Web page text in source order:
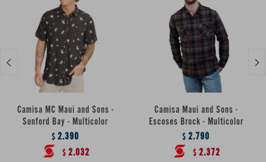
Camisa MC Maui and Sons -
Sunford Bay - Multicolor
$ 2.390
$ 2.032
Camisa Maui and Sons -
Escoses Brock - Multicolor
$ 2.790
$ 2.372
 